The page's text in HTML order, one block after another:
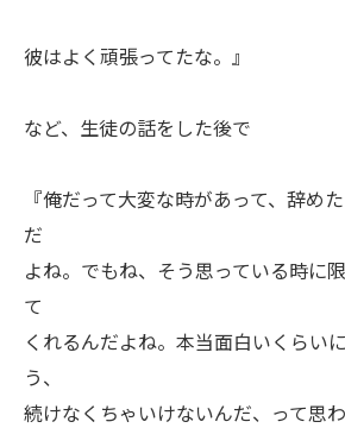
彼はよく頑張ってたな。』
など、生徒の話をした後で
『俺だって大変な時があって、辞め
だ
よね。でもね、そう思っている時に
て
くれるんだよね。本当面白いくらい
う、
続けなくちゃいけないんだ、って思